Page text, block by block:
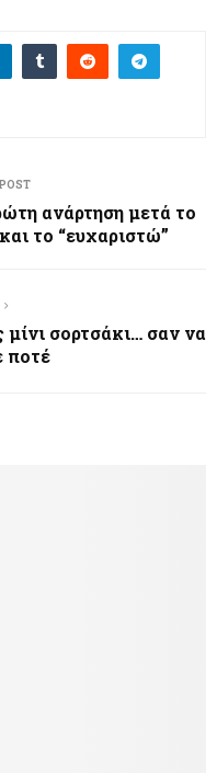
ανάρτηση μετά το
το “ευχαριστώ”
σορτσάκι… σαν να
ποτέ